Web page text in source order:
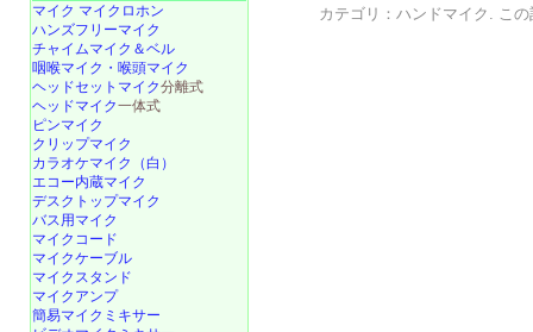
カテゴリ：ハンドマイク . こ
マイク マイクロホン
ハンズフリーマイク
チャイムマイク＆ベル
咽喉マイク・喉頭マイク
ヘッドセットマイク分離式
ヘッドマイク一体式
ピンマイク
クリップマイク
カラオケマイク（白）
エコー内蔵マイク
デスクトップマイク
バス用マイク
マイクコード
マイクケーブル
マイクスタンド
マイクアンプ
簡易マイクミキサー